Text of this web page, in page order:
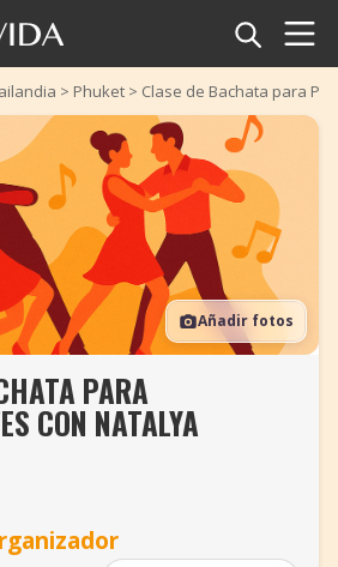
> Phuket > Clase de Bachata para
Añadir fotos
PARA
CON NATALYA